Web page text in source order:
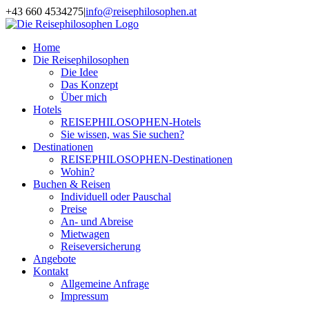
Zum
Inhalt
+43 660 4534275|info@reisephilosophen.at
Facebook
Instagram
LinkedIn
Pinterest
Home
Die Reisephilosophen
Die Idee
Das Konzept
Über mich
Hotels
REISEPHILOSOPHEN-Hotels
Sie wissen, was Sie suchen?
Destinationen
REISEPHILOSOPHEN-Destinationen
Wohin?
Buchen & Reisen
Individuell oder Pauschal
Preise
An- und Abreise
Mietwagen
Reiseversicherung
Angebote
Kontakt
Allgemeine Anfrage
Impressum